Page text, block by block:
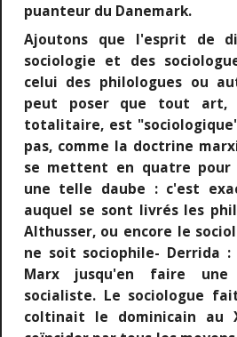
puanteur du Danemark.
Ajoutons que l'esprit de
sociologie et des
celui des philologues ou
peut poser que tout art,
totalitaire, est
pas, comme la doctrine
se mettent en quatre
une telle daube : c'est
auquel se sont livrés les
Althusser, ou encore le
ne soit sociophile- Derrida
Marx jusqu'en faire
socialiste. Le sociologue
coltinait le dominicain au